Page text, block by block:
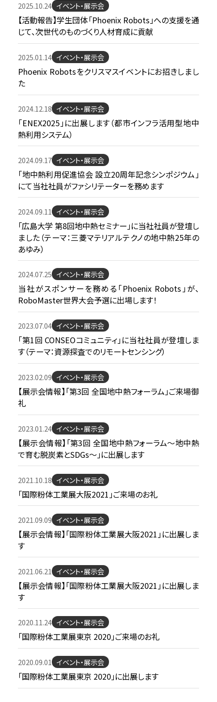
2025.10.24 イベント・展示会
【活動報告】学生団体「Phoenix Robots」への支援を通
じて、次世代のものづくり人材育成に貢献
2025.01.14 イベント・展示会
Phoenix Robotsをクリスマスイベントにお招きしまし
た
2024.12.18 イベント・展示会
「ENEX2025」に出展します（都市インフラ活用型地中
熱利用システム）
2024.09.17 イベント・展示会
「地中熱利用促進協会 設立20周年記念シンポジウム」
にて当社社員がファシリテーターを務めます
2024.09.11 イベント・展示会
「広島大学 第8回地中熱セミナー」に当社社員が登壇し
ました（テーマ：三菱マテリアルテクノの地中熱25年の
あゆみ）
2024.07.25 イベント・展示会
当社がスポンサーを務める「Phoenix Robots」が、
RoboMaster世界大会予選に出場します！
2023.07.04 イベント・展示会
「第1回 CONSEOコミュニティ」に当社社員が登壇しま
す（テーマ：資源探査でのリモートセンシング）
2023.02.09 イベント・展示会
【展示会情報】「第3回 全国地中熱フォーラム」ご来場御
礼
2023.01.24 イベント・展示会
【展示会情報】「第3回 全国地中熱フォーラム～地中熱
で育む脱炭素とSDGs～」に出展します
2021.10.18 イベント・展示会
「国際粉体工業展大阪2021」ご来場のお礼
2021.09.09 イベント・展示会
【展示会情報】「国際粉体工業展大阪2021」に出展しま
す
2021.06.21 イベント・展示会
【展示会情報】「国際粉体工業展大阪2021」に出展しま
す
2020.11.24 イベント・展示会
「国際粉体工業展東京 2020」ご来場のお礼
2020.09.01 イベント・展示会
「国際粉体工業展東京 2020」に出展します